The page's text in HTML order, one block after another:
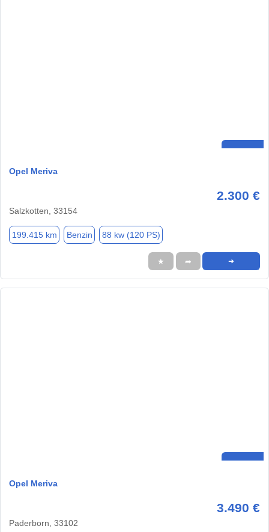
Opel Meriva
2.300 €
Salzkotten, 33154
199.415 km Benzin 88 kw (120 PS)
★ ➦ ➜
Opel Meriva
3.490 €
Paderborn, 33102